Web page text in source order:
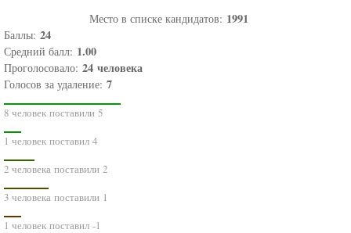
Место в списке кандидатов: 1991
Баллы: 24
Средний балл: 1.00
Проголосовало: 24 человека
Голосов за удаление: 7
8 человек поставили 5
1 человек поставил 4
2 человека поставили 2
3 человека поставили 1
1 человек поставил -1